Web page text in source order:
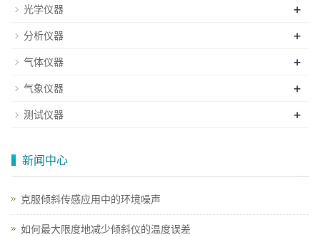
光学仪器 +
分析仪器 +
气体仪器 +
气象仪器 +
测试仪器 +
新闻中心
克服倾斜传感应用中的环境噪声
如何最大限度地减少倾斜仪的温度误差